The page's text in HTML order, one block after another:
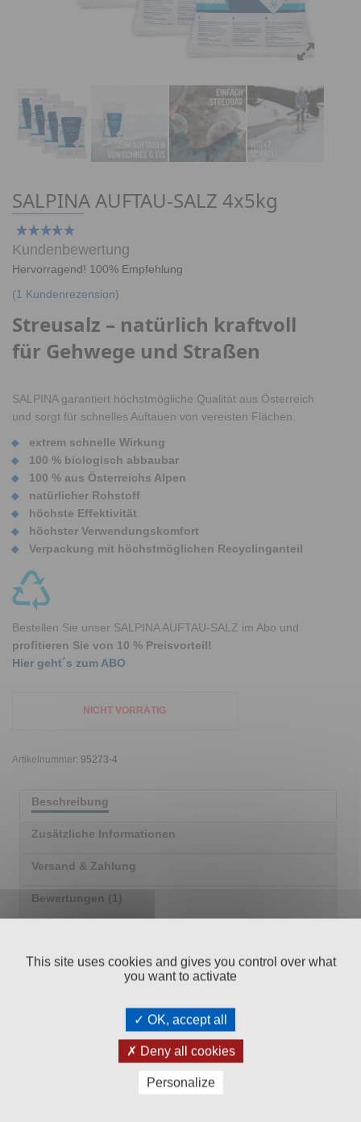
SALPINA AUFTAU-SALZ 4x5kg
Kundenbewertung
Hervorragend! 100% Empfehlung
(1 Kundenrezension)
Streusalz – natürlich kraftvoll
für Gehwege und Straßen
SALPINA garantiert höchstmögliche Qualität aus Österreich
und sorgt für schnelles Auftauen von vereisten Flächen.
extrem schnelle Wirkung
100 % biologisch abbaubar
100 % aus Österreichs Alpen
natürlicher Rohstoff
höchste Effektivität
höchster Verwendungskomfort
Verpackung mit höchstmöglichen Recyclinganteil
Bestellen Sie unser SALPINA AUFTAU-SALZ im Abo und
profitieren Sie von 10 % Preisvorteil!
Hier geht´s zum ABO
NICHT VORRÄTIG
Artikelnummer: 95273-4
Beschreibung
Zusätzliche Informationen
Versand & Zahlung
Bewertungen (1)
OHNE
CHEMIE
This site uses cookies and gives you control over what
you want to activate
OK, accept all
Deny all cookies
Personalize